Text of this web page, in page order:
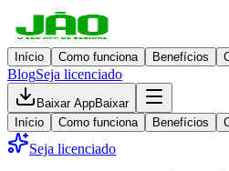
Início Como funciona Benefícios
BlogSeja licenciado
Baixar AppBaixar
Início
Como funciona Benefícios
Seja licenciado